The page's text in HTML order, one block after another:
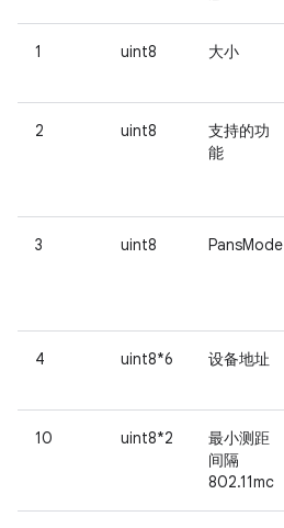
1 uint8 大小
2 uint8
支持的功
能
3 uint8 PansMode
4 uint8*6 设备地址
10 uint8*2
最小测距
间隔
802.11mc